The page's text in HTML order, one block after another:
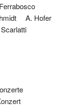
A. Hofer